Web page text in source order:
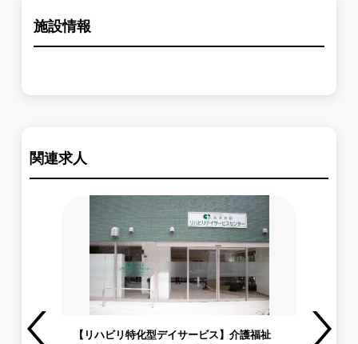
施設情報
関連求人
【リハビリ特化型デイサービス】介護福祉